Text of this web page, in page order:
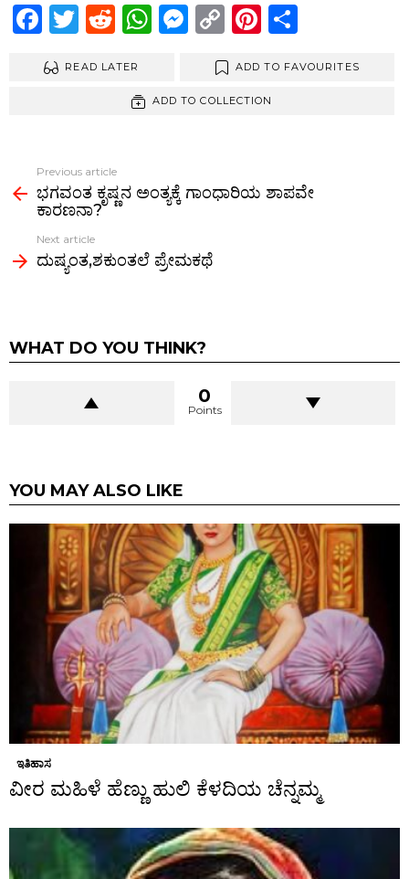
F
ce
o
k
T
tt
R
d
di
W
s
p
M
se
n
C
py
Li
Pi
er
es
ar
READ LATER ADD TO FAVOURITES
ADD TO COLLECTION
more
Previous article
ಭಗವಂತ ಕೃಷ್ಣನ ಅಂತ್ಯಕ್ಕೆ ಗಾಂಧಾರಿಯ ಶಾಪವೇ
ಕಾರಣನಾ?
Next article
ದುಷ್ಯಂತ,ಶಕುಂತಲೆ ಪ್ರೇಮಕಥೆ
WHAT DO YOU THINK?
0
Points
YOU MAY ALSO LIKE
ಇತಿಹಾಸ
ವೀರ ಮಹಿಳೆ ಹೆಣ್ಣು ಹುಲಿ ಕೆಳದಿಯ ಚೆನ್ನಮ್ಮ